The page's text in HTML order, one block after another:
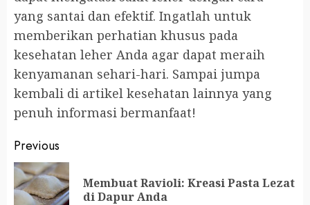
yang santai dan efektif. Ingatlah untuk
memberikan perhatian khusus pada
kesehatan leher Anda agar dapat meraih
kenyamanan sehari-hari. Sampai jumpa
kembali di artikel kesehatan lainnya yang
penuh informasi bermanfaat!
Continue
Reading
Previous
Membuat Ravioli: Kreasi Pasta Lezat
di Dapur Anda